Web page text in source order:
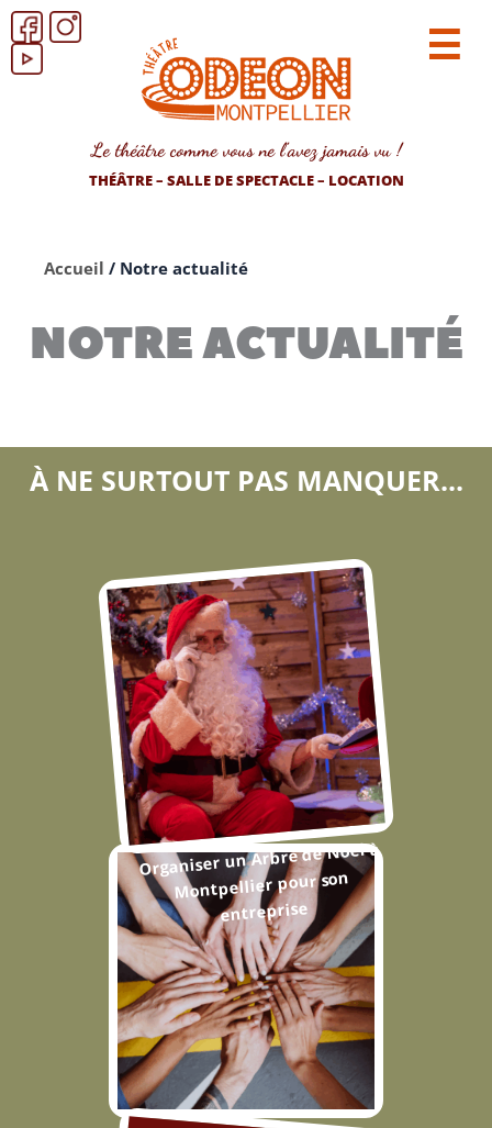
Le théâtre comme vous ne l’avez jamais vu !
THÉÂTRE – SALLE DE SPECTACLE – LOCATION
☰
Accueil / Notre actualité
NOTRE ACTUALITÉ
À NE SURTOUT PAS MANQUER...
Organiser un Arbre de Noël à
Montpellier pour son
entreprise